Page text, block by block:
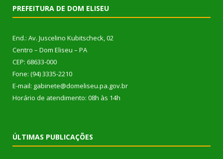
PREFEITURA DE DOM ELISEU
End.: Av. Juscelino Kubitscheck, 02
Centro – Dom Eliseu – PA
CEP: 68633-000
Fone: (94) 3335-2210
E-mail: gabinete@domeliseu.pa.gov.br
Horário de atendimento: 08h às 14h
ÚLTIMAS PUBLICAÇÕES